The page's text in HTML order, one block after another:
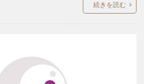
続きを読む